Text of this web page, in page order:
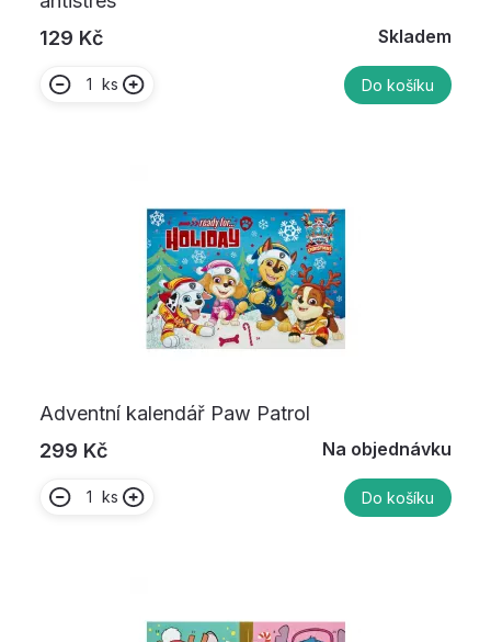
129 Kč
Skladem
ks Do košíku
Adventní kalendář Paw Patrol
299 Kč
Na objednávku
ks Do košíku